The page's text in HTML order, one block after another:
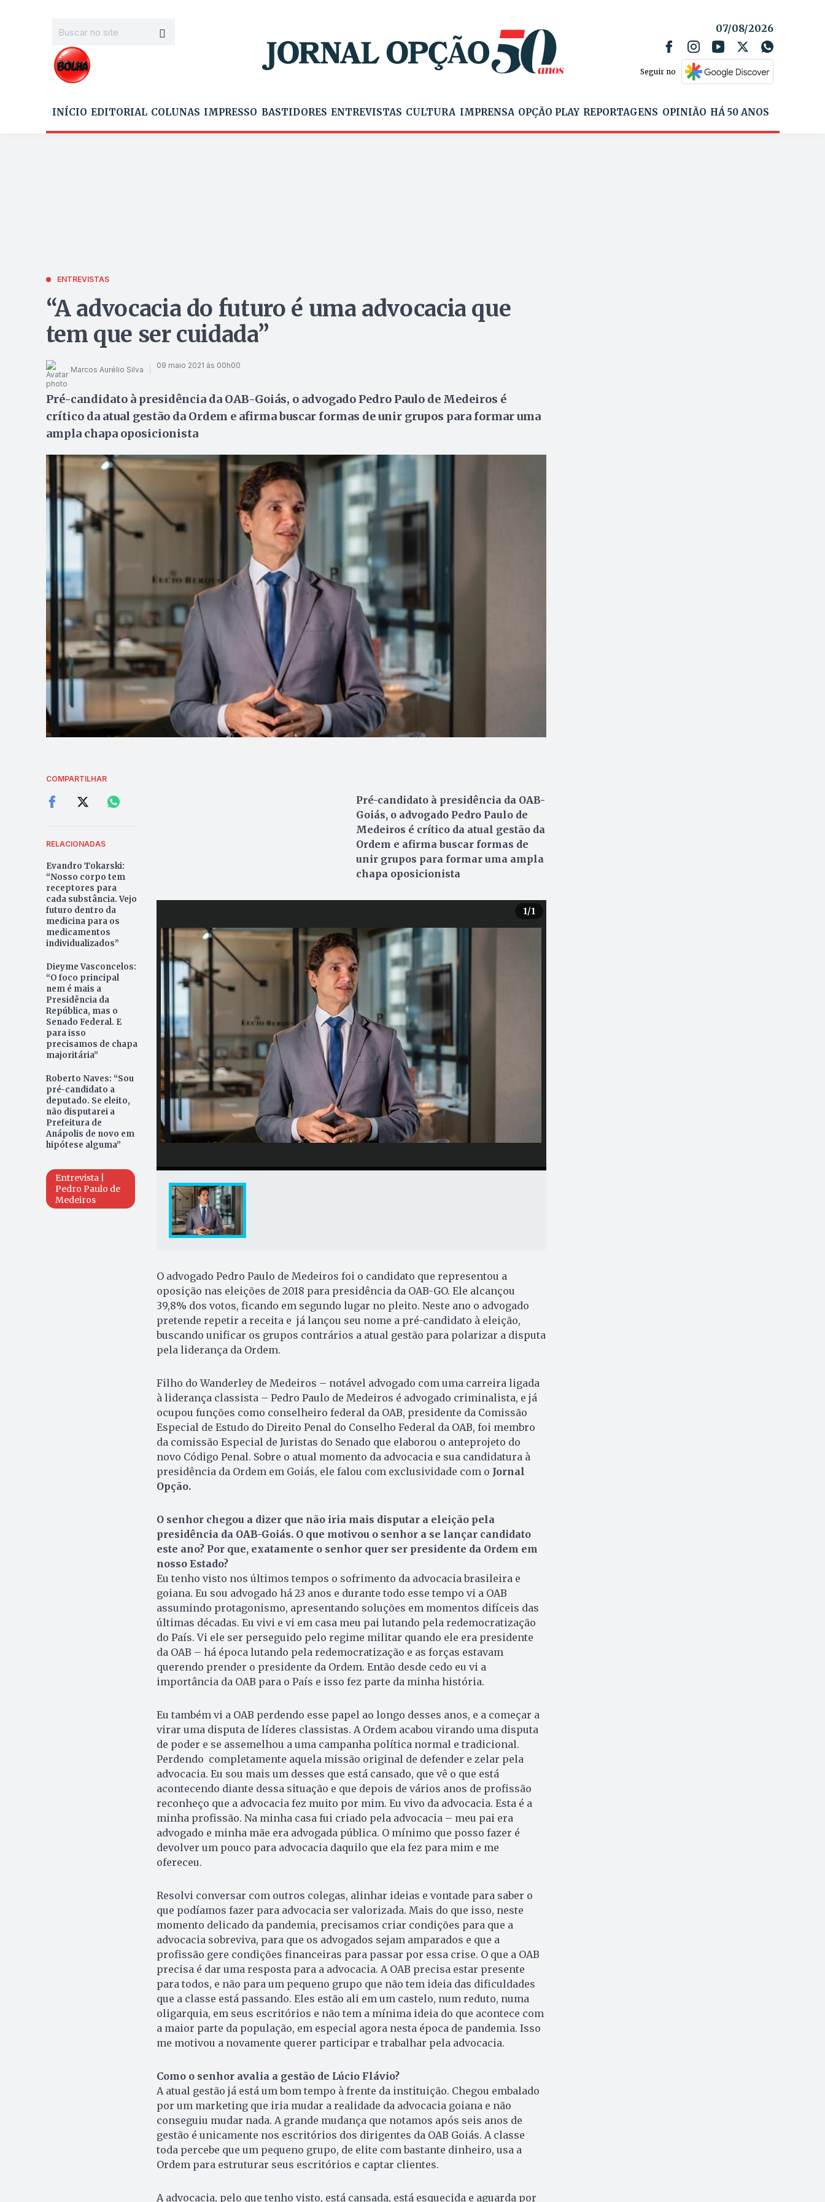
07/08/2026
Seguir no
INÍCIO EDITORIAL COLUNAS IMPRESSO BASTIDORES ENTREVISTAS CULTURA IMPRENSA OPÇÃO PLAY REPORTAGENS OPINIÃO HÁ 50 ANOS
ENTREVISTAS
“A advocacia do futuro é uma advocacia que
tem que ser cuidada”
Marcos Aurélio Silva 09 maio 2021 às 00h00
Pré-candidato à presidência da OAB-Goiás, o advogado Pedro Paulo de Medeiros é
crítico da atual gestão da Ordem e afirma buscar formas de unir grupos para formar uma
ampla chapa oposicionista
COMPARTILHAR
RELACIONADAS
Evandro Tokarski:
“Nosso corpo tem
receptores para
cada substância. Vejo
futuro dentro da
medicina para os
medicamentos
individualizados”
Dieyme Vasconcelos:
“O foco principal
nem é mais a
Presidência da
República, mas o
Senado Federal. E
para isso
precisamos de chapa
majoritária”
Roberto Naves: “Sou
pré-candidato a
deputado. Se eleito,
não disputarei a
Prefeitura de
Anápolis de novo em
hipótese alguma”
Entrevista |
Pedro Paulo de
Medeiros
Pré-candidato à presidência da OAB-
Goiás, o advogado Pedro Paulo de
Medeiros é crítico da atual gestão da
Ordem e afirma buscar formas de
unir grupos para formar uma ampla
chapa oposicionista
1/1
O advogado Pedro Paulo de Medeiros foi o candidato que representou a
oposição nas eleições de 2018 para presidência da OAB-GO. Ele alcançou
39,8% dos votos, ficando em segundo lugar no pleito. Neste ano o advogado
pretende repetir a receita e já lançou seu nome a pré-candidato à eleição,
buscando unificar os grupos contrários a atual gestão para polarizar a disputa
pela liderança da Ordem.
Filho do Wanderley de Medeiros – notável advogado com uma carreira ligada
à liderança classista – Pedro Paulo de Medeiros é advogado criminalista, e já
ocupou funções como conselheiro federal da OAB, presidente da Comissão
Especial de Estudo do Direito Penal do Conselho Federal da OAB, foi membro
da comissão Especial de Juristas do Senado que elaborou o anteprojeto do
novo Código Penal. Sobre o atual momento da advocacia e sua candidatura à
presidência da Ordem em Goiás, ele falou com exclusividade com o Jornal
Opção.
O senhor chegou a dizer que não iria mais disputar a eleição pela
presidência da OAB-Goiás. O que motivou o senhor a se lançar candidato
este ano? Por que, exatamente o senhor quer ser presidente da Ordem em
nosso Estado?
Eu tenho visto nos últimos tempos o sofrimento da advocacia brasileira e
goiana. Eu sou advogado há 23 anos e durante todo esse tempo vi a OAB
assumindo protagonismo, apresentando soluções em momentos difíceis das
últimas décadas. Eu vivi e vi em casa meu pai lutando pela redemocratização
do País. Vi ele ser perseguido pelo regime militar quando ele era presidente
da OAB – há época lutando pela redemocratização e as forças estavam
querendo prender o presidente da Ordem. Então desde cedo eu vi a
importância da OAB para o País e isso fez parte da minha história.
Eu também vi a OAB perdendo esse papel ao longo desses anos, e a começar a
virar uma disputa de líderes classistas. A Ordem acabou virando uma disputa
de poder e se assemelhou a uma campanha política normal e tradicional.
Perdendo completamente aquela missão original de defender e zelar pela
advocacia. Eu sou mais um desses que está cansado, que vê o que está
acontecendo diante dessa situação e que depois de vários anos de profissão
reconheço que a advocacia fez muito por mim. Eu vivo da advocacia. Esta é a
minha profissão. Na minha casa fui criado pela advocacia – meu pai era
advogado e minha mãe era advogada pública. O mínimo que posso fazer é
devolver um pouco para advocacia daquilo que ela fez para mim e me
ofereceu.
Resolvi conversar com outros colegas, alinhar ideias e vontade para saber o
que podíamos fazer para advocacia ser valorizada. Mais do que isso, neste
momento delicado da pandemia, precisamos criar condições para que a
advocacia sobreviva, para que os advogados sejam amparados e que a
profissão gere condições financeiras para passar por essa crise. O que a OAB
precisa é dar uma resposta para a advocacia. A OAB precisa estar presente
para todos, e não para um pequeno grupo que não tem ideia das dificuldades
que a classe está passando. Eles estão ali em um castelo, num reduto, numa
oligarquia, em seus escritórios e não tem a mínima ideia do que acontece com
a maior parte da população, em especial agora nesta época de pandemia. Isso
me motivou a novamente querer participar e trabalhar pela advocacia.
Como o senhor avalia a gestão de Lúcio Flávio?
A atual gestão já está um bom tempo à frente da instituição. Chegou embalado
por um marketing que iria mudar a realidade da advocacia goiana e não
conseguiu mudar nada. A grande mudança que notamos após seis anos de
gestão é unicamente nos escritórios dos dirigentes da OAB Goiás. A classe
toda percebe que um pequeno grupo, de elite com bastante dinheiro, usa a
Ordem para estruturar seus escritórios e captar clientes.
A advocacia, pelo que tenho visto, está cansada, está esquecida e aguarda por